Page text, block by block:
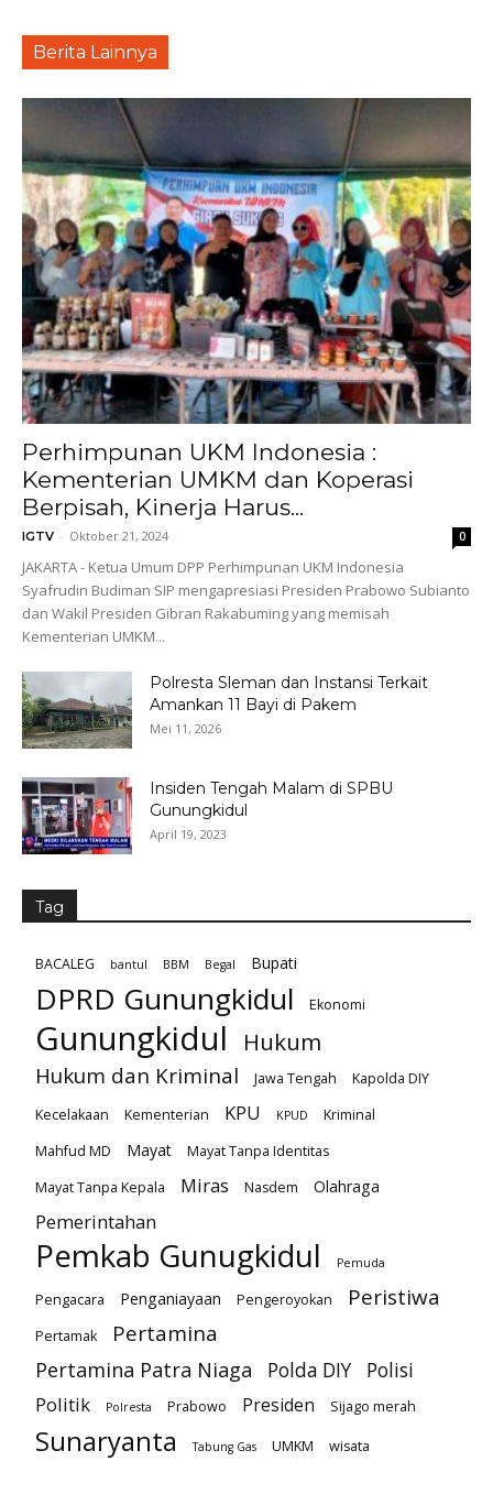
Berita Lainnya
Perhimpunan UKM Indonesia :
Kementerian UMKM dan Koperasi
Berpisah, Kinerja Harus...
IGTV - Oktober 21, 2024 0
JAKARTA - Ketua Umum DPP Perhimpunan UKM Indonesia
Syafrudin Budiman SIP mengapresiasi Presiden Prabowo Subianto
dan Wakil Presiden Gibran Rakabuming yang memisah
Kementerian UMKM...
Polresta Sleman dan Instansi Terkait
Amankan 11 Bayi di Pakem
Mei 11, 2026
Insiden Tengah Malam di SPBU
Gunungkidul
April 19, 2023
Tag
BACALEG bantul BBM Begal Bupati
DPRD Gunungkidul Ekonomi
Gunungkidul Hukum
Hukum dan Kriminal Jawa Tengah
Kapolda DIY
Kecelakaan
Kementerian KPU KPUD
Kriminal
Mahfud MD
Mayat
Mayat Tanpa Identitas
Mayat Tanpa Kepala
Miras Nasdem Olahraga
Pemerintahan
Pemkab Gunugkidul Pemuda
Pengacara Penganiayaan Pengeroyokan Peristiwa
Pertamak Pertamina
Pertamina Patra Niaga Polda DIY
Polisi
Politik
Polresta Prabowo Presiden Sijago merah
Sunaryanta Tabung Gas UMKM wisata